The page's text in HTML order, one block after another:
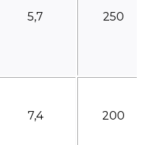
5,7 250
7,4 200